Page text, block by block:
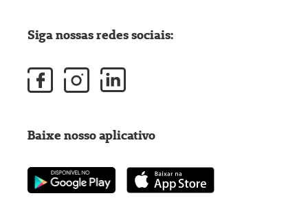
Siga nossas redes sociais:
Baixe nosso aplicativo